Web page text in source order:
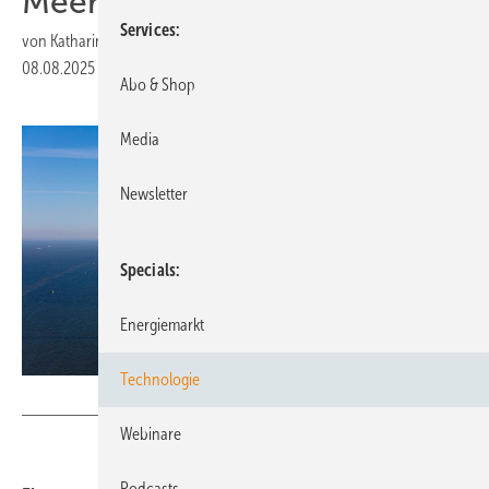
von Katharina Wolf
08.08.2025
Services
Abo & Shop
Media
Newsletter
Specials
Energiemarkt
Technologie
Webinare